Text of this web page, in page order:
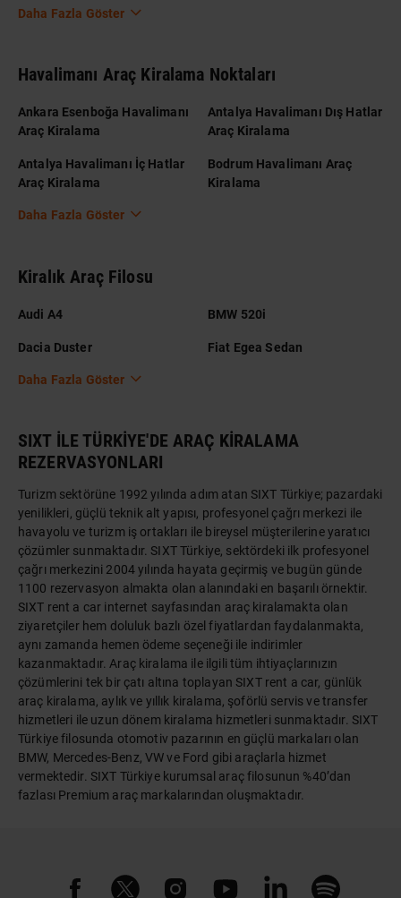
Daha Fazla Göster
Havalimanı Araç Kiralama Noktaları
Ankara Esenboğa Havalimanı
Araç Kiralama
Antalya Havalimanı Dış Hatlar
Araç Kiralama
Antalya Havalimanı İç Hatlar
Araç Kiralama
Bodrum Havalimanı Araç
Kiralama
Daha Fazla Göster
Kiralık Araç Filosu
Audi A4 BMW 520i
Dacia Duster Fiat Egea Sedan
Daha Fazla Göster
SIXT İLE TÜRKİYE'DE ARAÇ KİRALAMA
REZERVASYONLARI
Turizm sektörüne 1992 yılında adım atan SIXT Türkiye; pazardaki
yenilikleri, güçlü teknik alt yapısı, profesyonel çağrı merkezi ile
havayolu ve turizm iş ortakları ile bireysel müşterilerine yaratıcı
çözümler sunmaktadır. SIXT Türkiye, sektördeki ilk profesyonel
çağrı merkezini 2004 yılında hayata geçirmiş ve bugün günde
1100 rezervasyon almakta olan alanındaki en başarılı örnektir.
SIXT rent a car internet sayfasından araç kiralamakta olan
ziyaretçiler hem doluluk bazlı özel fiyatlardan faydalanmakta,
aynı zamanda hemen ödeme seçeneği ile indirimler
kazanmaktadır. Araç kiralama ile ilgili tüm ihtiyaçlarınızın
çözümlerini tek bir çatı altına toplayan SIXT rent a car, günlük
araç kiralama, aylık ve yıllık kiralama, şoförlü servis ve transfer
hizmetleri ile uzun dönem kiralama hizmetleri sunmaktadır. SIXT
Türkiye filosunda otomotiv pazarının en güçlü markaları olan
BMW, Mercedes-Benz, VW ve Ford gibi araçlarla hizmet
vermektedir. SIXT Türkiye kurumsal araç filosunun %40’dan
fazlası Premium araç markalarından oluşmaktadır.